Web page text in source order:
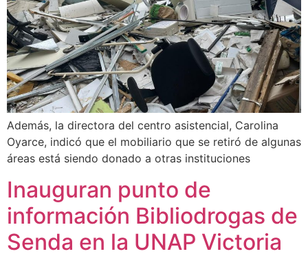
Además, la directora del centro asistencial, Carolina
Oyarce, indicó que el mobiliario que se retiró de algunas
áreas está siendo donado a otras instituciones
Inauguran punto de
información Bibliodrogas de
Senda en la UNAP Victoria